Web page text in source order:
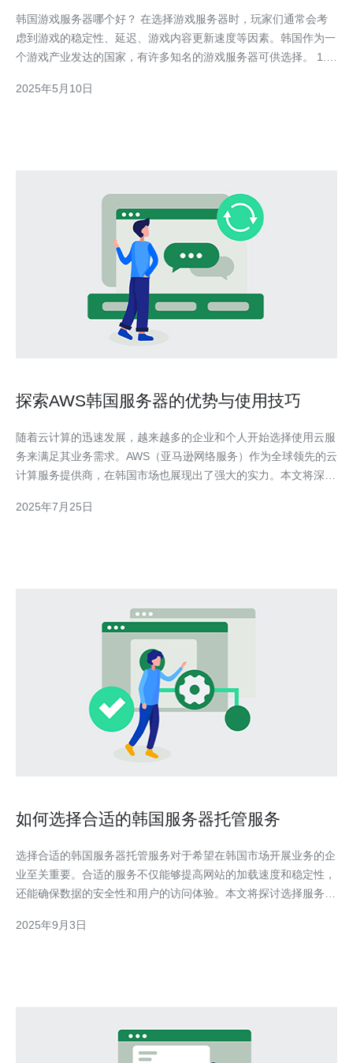
韩国游戏服务器哪个好？ 在选择游戏服务器时，玩家们通常会考
虑到游戏的稳定性、延迟、游戏内容更新速度等因素。韩国作为一
个游戏产业发达的国家，有许多知名的游戏服务器可供选择。 1.
之一，旗下有许多知名游戏，如《炉石传说》、《魔兽世界》等，
2025年5月10日
探索AWS韩国服务器的优势与使用技巧
随着云计算的迅速发展，越来越多的企业和个人开始选择使用云服
务来满足其业务需求。AWS（亚马逊网络服务）作为全球领先的云
计算服务提供商，在韩国市场也展现出了强大的实力。本文将深入
好地理解和利用这一优质的云服务。 AWS韩国服务器有哪些优
2025年7月25日
如何选择合适的韩国服务器托管服务
选择合适的韩国服务器托管服务对于希望在韩国市场开展业务的企
业至关重要。合适的服务不仅能够提高网站的加载速度和稳定性，
还能确保数据的安全性和用户的访问体验。本文将探讨选择服务器
提供商。 了解您的需求 在选择韩国服务器托管服务之前，首先要
2025年9月3日